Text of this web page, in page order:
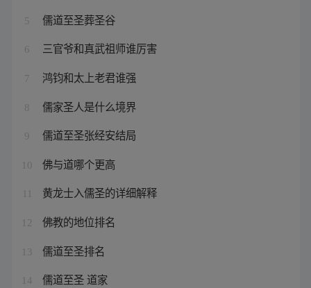
5 儒道至圣葬圣谷
6 三官爷和真武祖师谁厉害
7 鸿钧和太上老君谁强
8 儒家圣人是什么境界
9 儒道至圣张经安结局
10 佛与道哪个更高
黄龙士入儒圣的详细解释
12 佛教的地位排名
13 儒道至圣排名
14 儒道至圣 道家